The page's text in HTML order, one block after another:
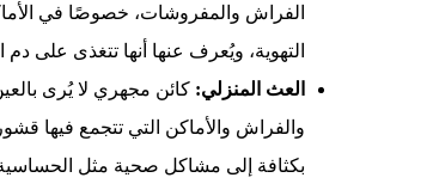
الفراش والمفروشات، خصوصًا في
التهوية، ويُعرف عنها أنها تتغذى على دم
العث المنزلي: كائن مجهري لا يُرى
والفراش والأماكن التي تتجمع فيها
بكثافة إلى مشاكل صحية مثل الحساسية